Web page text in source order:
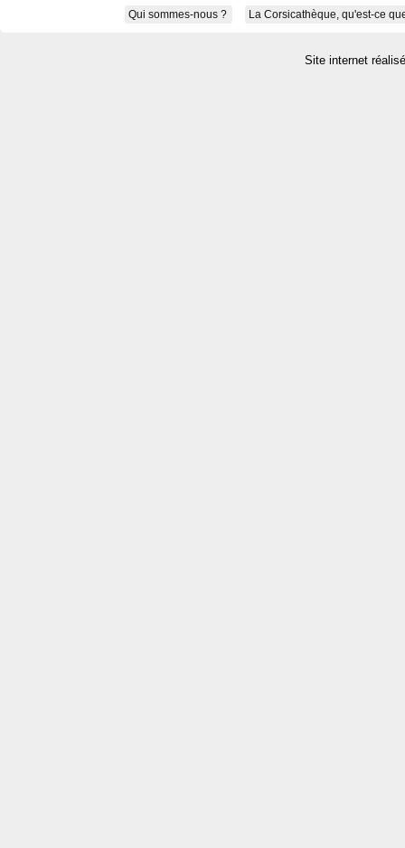
Qui sommes-nous ? La Corsicathèque, qu'est-ce
Site internet